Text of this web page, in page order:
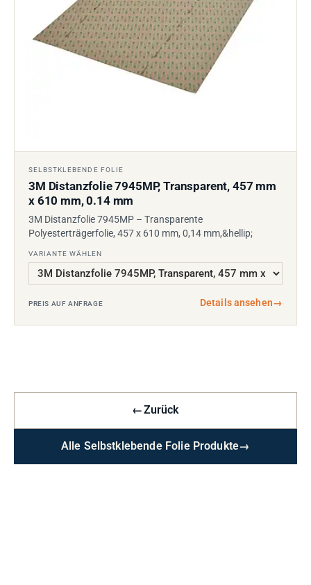
SELBSTKLEBENDE FOLIE
3M Distanzfolie 7945MP, Transparent, 457 mm
x 610 mm, 0.14 mm
3M Distanzfolie 7945MP – Transparente
Polyesterträgerfolie, 457 x 610 mm, 0,14 mm,&hellip;
VARIANTE WÄHLEN
PREIS AUF ANFRAGE Details ansehen→
←Zurück
Alle Selbstklebende Folie Produkte→